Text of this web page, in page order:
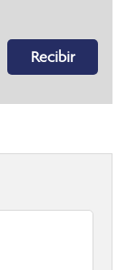
Recibir